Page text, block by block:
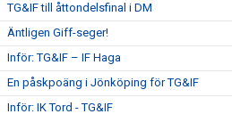
TG&IF till åttondelsfinal i DM
Äntligen Giff-seger!
Inför: TG&IF – IF Haga
En påskpoäng i Jönköping för TG&IF
Inför: IK Tord - TG&IF